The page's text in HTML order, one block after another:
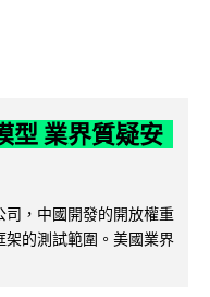
型 業界質疑安
，中國開發的開放權重
的測試範圍。美國業界